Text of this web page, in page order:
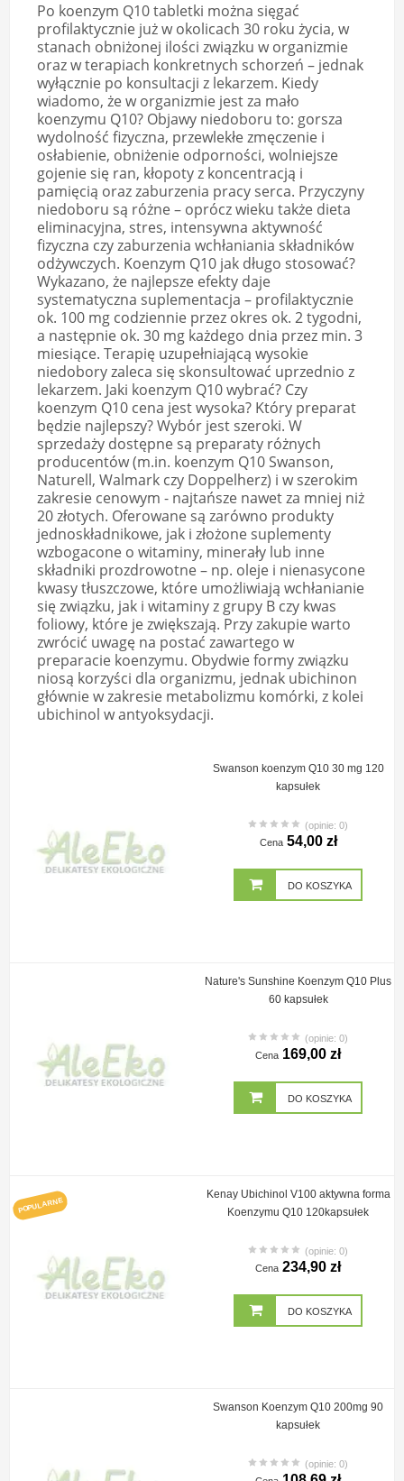
Po koenzym Q10 tabletki można sięgać
profilaktycznie już w okolicach 30 roku życia, w
stanach obniżonej ilości związku w organizmie
oraz w terapiach konkretnych schorzeń – jednak
wyłącznie po konsultacji z lekarzem. Kiedy
wiadomo, że w organizmie jest za mało
koenzymu Q10? Objawy niedoboru to: gorsza
wydolność fizyczna, przewlekłe zmęczenie i
osłabienie, obniżenie odporności, wolniejsze
gojenie się ran, kłopoty z koncentracją i
pamięcią oraz zaburzenia pracy serca. Przyczyny
niedoboru są różne – oprócz wieku także dieta
eliminacyjna, stres, intensywna aktywność
fizyczna czy zaburzenia wchłaniania składników
odżywczych. Koenzym Q10 jak długo stosować?
Wykazano, że najlepsze efekty daje
systematyczna suplementacja – profilaktycznie
ok. 100 mg codziennie przez okres ok. 2 tygodni,
a następnie ok. 30 mg każdego dnia przez min. 3
miesiące. Terapię uzupełniającą wysokie
niedobory zaleca się skonsultować uprzednio z
lekarzem. Jaki koenzym Q10 wybrać? Czy
koenzym Q10 cena jest wysoka? Który preparat
będzie najlepszy? Wybór jest szeroki. W
sprzedaży dostępne są preparaty różnych
producentów (m.in. koenzym Q10 Swanson,
Naturell, Walmark czy Doppelherz) i w szerokim
zakresie cenowym - najtańsze nawet za mniej niż
20 złotych. Oferowane są zarówno produkty
jednoskładnikowe, jak i złożone suplementy
wzbogacone o witaminy, minerały lub inne
składniki prozdrowotne – np. oleje i nienasycone
kwasy tłuszczowe, które umożliwiają wchłanianie
się związku, jak i witaminy z grupy B czy kwas
foliowy, które je zwiększają. Przy zakupie warto
zwrócić uwagę na postać zawartego w
preparacie koenzymu. Obydwie formy związku
niosą korzyści dla organizmu, jednak ubichinon
głównie w zakresie metabolizmu komórki, z kolei
ubichinol w antyoksydacji.
Swanson koenzym Q10 30 mg 120
kapsułek
(opinie: 0)
Cena 54,00 zł
DO KOSZYKA
Nature's Sunshine Koenzym Q10 Plus
60 kapsułek
(opinie: 0)
Cena 169,00 zł
DO KOSZYKA
POPULARNE
Kenay Ubichinol V100 aktywna forma
Koenzymu Q10 120kapsułek
(opinie: 0)
Cena 234,90 zł
DO KOSZYKA
Swanson Koenzym Q10 200mg 90
kapsułek
(opinie: 0)